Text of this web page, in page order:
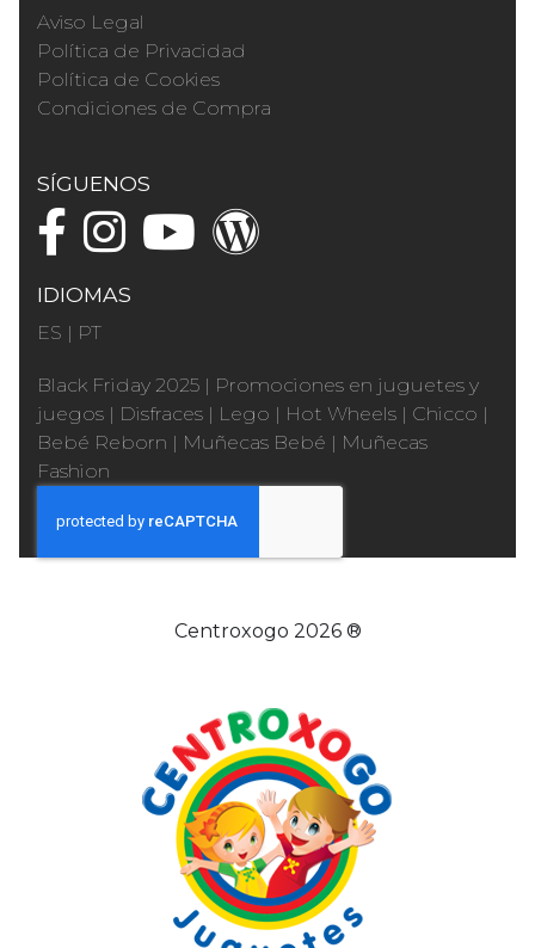
Aviso Legal
Política de Privacidad
Política de Cookies
Condiciones de Compra
SÍGUENOS
IDIOMAS
ES | PT
Black Friday 2025 | Promociones en juguetes y
juegos | Disfraces | Lego | Hot Wheels | Chicco |
Bebé Reborn | Muñecas Bebé | Muñecas
Fashion
Centroxogo 2026 ®